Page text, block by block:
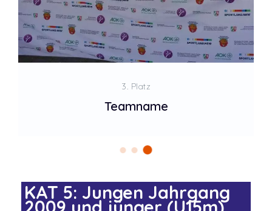
3. Platz
Teamname
KAT 5: Jungen Jahrgang